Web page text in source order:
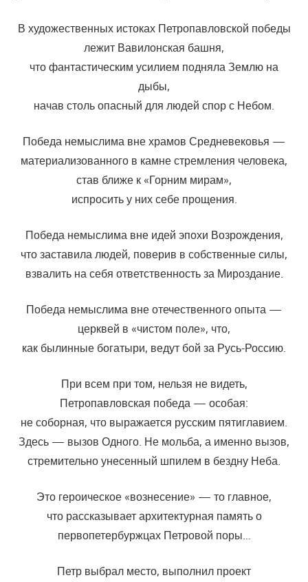
В художественных истоках Петропавловской победы
лежит Вавилонская башня,
что фантастическим усилием подняла Землю на
дыбы,
начав столь опасный для людей спор с Небом.
Победа немыслима вне храмов Средневековья —
материализованного в камне стремления человека,
став ближе к «Горним мирам»,
испросить у них себе прощения.
Победа немыслима вне идей эпохи Возрождения,
что заставила людей, поверив в собственные силы,
взвалить на себя ответственность за Мироздание.
Победа немыслима вне отечественного опыта —
церквей в «чистом поле», что,
как былинные богатыри, ведут бой за Русь-Россию.
При всем при том, нельзя не видеть,
Петропавловская победа — особая:
не соборная, что выражается русским пятиглавием.
Здесь — вызов Одного. Не мольба, а именно вызов,
стремительно унесенный шпилем в бездну Неба.
Это героическое «вознесение» — то главное,
что рассказывает архитектурная память о
первопетербуржцах Петровой поры…
Петр выбрал место, выполнил проект